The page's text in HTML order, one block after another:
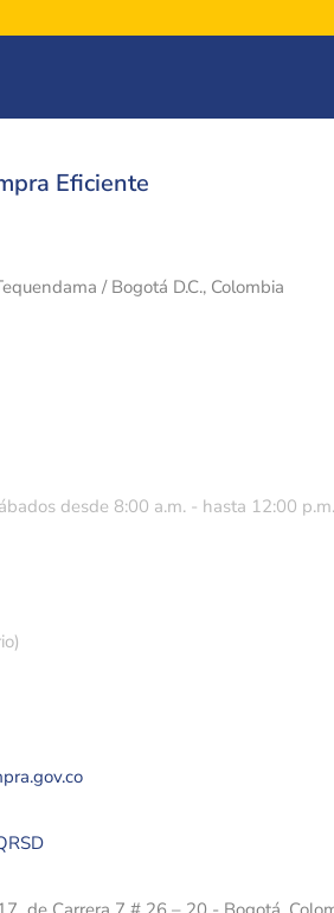
Eficiente
/ Bogotá D.C., Colombia
desde 8:00 a.m. - hasta 12:00 p.m.